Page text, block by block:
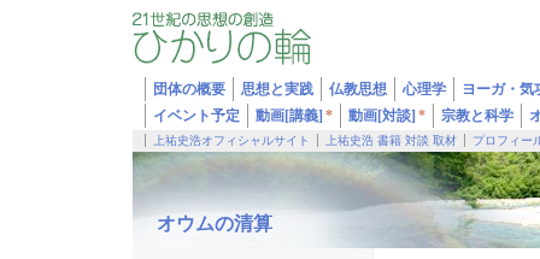
団体の概要 思想と実践 仏教思想 心理学
ヨーガ・気
イベント予定
動画[講義] * 動画[対談] * 宗教と科学
上祐史浩オフィシャルサイト 上祐史浩 書籍 対談 取材 プロフィー
オウムの清算